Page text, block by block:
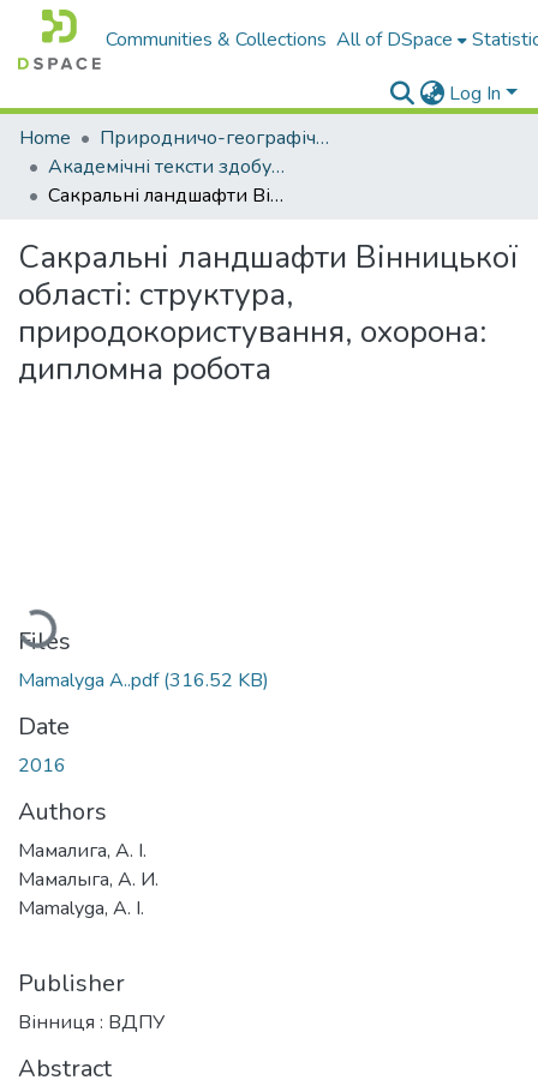
Communities & Collections All of DSpace
Log In
Home
Природничо-географічний факультет
Академічні тексти здобувачів вищої освіти
Сакральні ландшафти Вінницької області: структура, природокористування, охорона: дипломна робота
Сакральні ландшафти Вінницької
області: структура,
природокористування, охорона:
дипломна робота
Loading...
Files
Mamalyga A..pdf(316.52 KB)
Date
2016
Authors
Мамалига, А. І.
Мамалыга, А. И.
Mamalyga, A. I.
Publisher
Вінниця : ВДПУ
Abstract